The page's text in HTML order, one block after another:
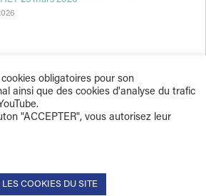
& Direction © 2026
obligatoires pour son
ainsi que des cookies d'analyse du trafic
"ACCEPTER", vous autorisez leur
LES COOKIES DU SITE